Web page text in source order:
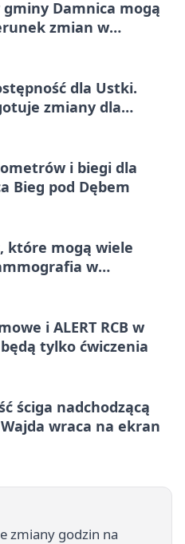
gminy Damnica mogą
zmian w
dla Ustki.
zmiany dla
i biegi dla
Bieg pod Dębem
które mogą wiele
w
i ALERT RCB w
będą tylko ćwiczenia
ściga nadchodzącą
wraca na ekran
zmiany godzin na